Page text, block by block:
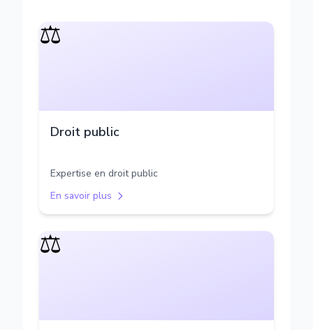
⚖️
Droit public
Expertise en droit public
En savoir plus
⚖️